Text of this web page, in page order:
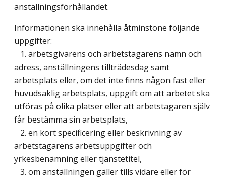
anställningsförhållandet.
Informationen ska innehålla åtminstone följande
uppgifter:
1. arbetsgivarens och arbetstagarens namn och
adress, anställningens tillträdesdag samt
arbetsplats eller, om det inte finns någon fast eller
huvudsaklig arbetsplats, uppgift om att arbetet ska
utföras på olika platser eller att arbetstagaren själv
får bestämma sin arbetsplats,
2. en kort specificering eller beskrivning av
arbetstagarens arbetsuppgifter och
yrkesbenämning eller tjänstetitel,
3. om anställningen gäller tills vidare eller för